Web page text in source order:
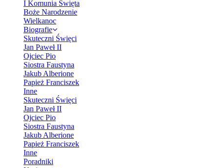
I Komunia Święta
Boże Narodzenie
Wielkanoc
Biografie
Skuteczni Święci
Jan Paweł II
Ojciec Pio
Siostra Faustyna
Jakub Alberione
Papież Franciszek
Inne
Skuteczni Święci
Jan Paweł II
Ojciec Pio
Siostra Faustyna
Jakub Alberione
Papież Franciszek
Inne
Poradniki